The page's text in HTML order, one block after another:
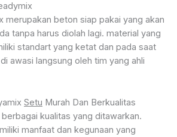
merupakan beton siap pakai yang akan
tanpa harus diolah lagi. material yang
standart yang ketat dan pada saat
awasi langsung oleh tim yang ahli
Setu Murah Dan Berkualitas
kualitas yang ditawarkan.
manfaat dan kegunaan yang